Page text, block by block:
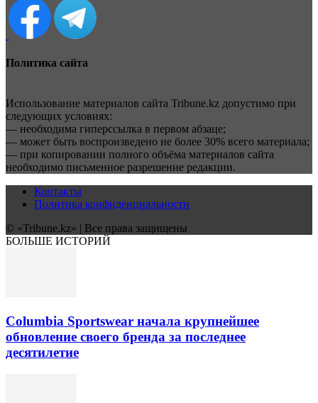
Политика сайта
Использование материалов сайта Tribune.kz допустимо при
следующих условиях:
— необходима гиперссылка в первом абзаце;
— может быть воспроизведено не более 30% всего материала;
— при копировании полного объёма материалов сайта
необходимо письменное разрешение редакции.
Контакты
Политика конфиденциальности
© «Tribune.kz» | Все права защищены
БОЛЬШЕ ИСТОРИЙ
Columbia Sportswear начала крупнейшее
обновление своего бренда за последнее
десятилетие